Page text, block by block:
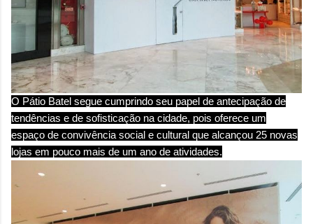
O Pátio Batel segue cumprindo seu papel de antecipação de
tendências e de sofisticação na cidade, pois oferece um
espaço de convivência social e cultural que alcançou 25 novas
lojas em pouco mais de um ano de atividades.